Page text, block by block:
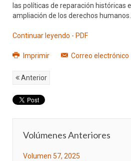
las políticas de reparación históricas
ampliación de los derechos humanos.
Continuar leyendo - PDF
Imprimir Correo electrónico
Anterior
Volúmenes Anteriores
Volumen 57, 2025